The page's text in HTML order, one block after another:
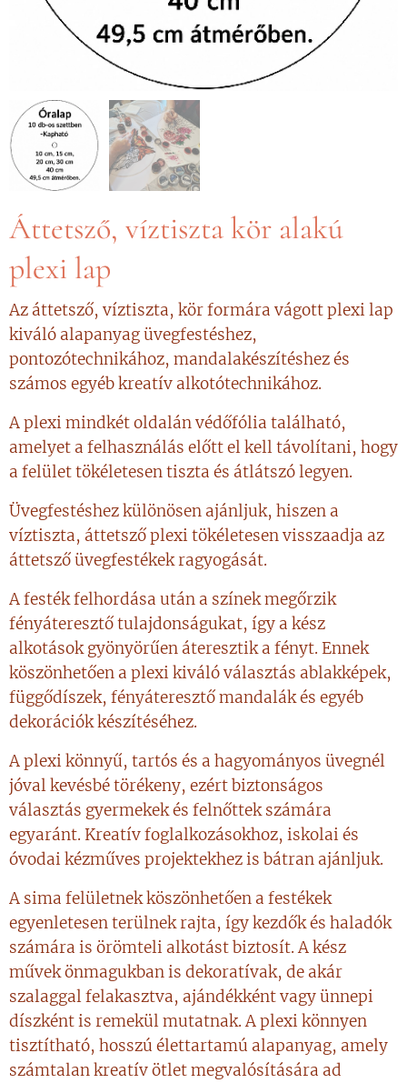
Áttetsző, víztiszta kör alakú
plexi lap
Az áttetsző, víztiszta, kör formára vágott plexi lap
kiváló alapanyag üvegfestéshez,
pontozótechnikához, mandalakészítéshez és
számos egyéb kreatív alkotótechnikához.
A plexi mindkét oldalán védőfólia található,
amelyet a felhasználás előtt el kell távolítani, hogy
a felület tökéletesen tiszta és átlátszó legyen.
Üvegfestéshez különösen ajánljuk, hiszen a
víztiszta, áttetsző plexi tökéletesen visszaadja az
áttetsző üvegfestékek ragyogását.
A festék felhordása után a színek megőrzik
fényáteresztő tulajdonságukat, így a kész
alkotások gyönyörűen áteresztik a fényt. Ennek
köszönhetően a plexi kiváló választás ablakképek,
függődíszek, fényáteresztő mandalák és egyéb
dekorációk készítéséhez.
A plexi könnyű, tartós és a hagyományos üvegnél
jóval kevésbé törékeny, ezért biztonságos
választás gyermekek és felnőttek számára
egyaránt. Kreatív foglalkozásokhoz, iskolai és
óvodai kézműves projektekhez is bátran ajánljuk.
A sima felületnek köszönhetően a festékek
egyenletesen terülnek rajta, így kezdők és haladók
számára is örömteli alkotást biztosít. A kész
művek önmagukban is dekoratívak, de akár
szalaggal felakasztva, ajándékként vagy ünnepi
díszként is remekül mutatnak. A plexi könnyen
tisztítható, hosszú élettartamú alapanyag, amely
számtalan kreatív ötlet megvalósítására ad